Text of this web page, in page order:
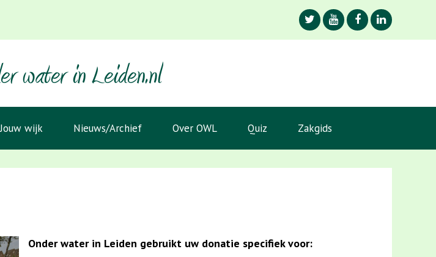
Jouw wijk Nieuws/Archief Over OWL Quiz Zakgids
Onder water in Leiden gebruikt uw donatie specifiek voor: